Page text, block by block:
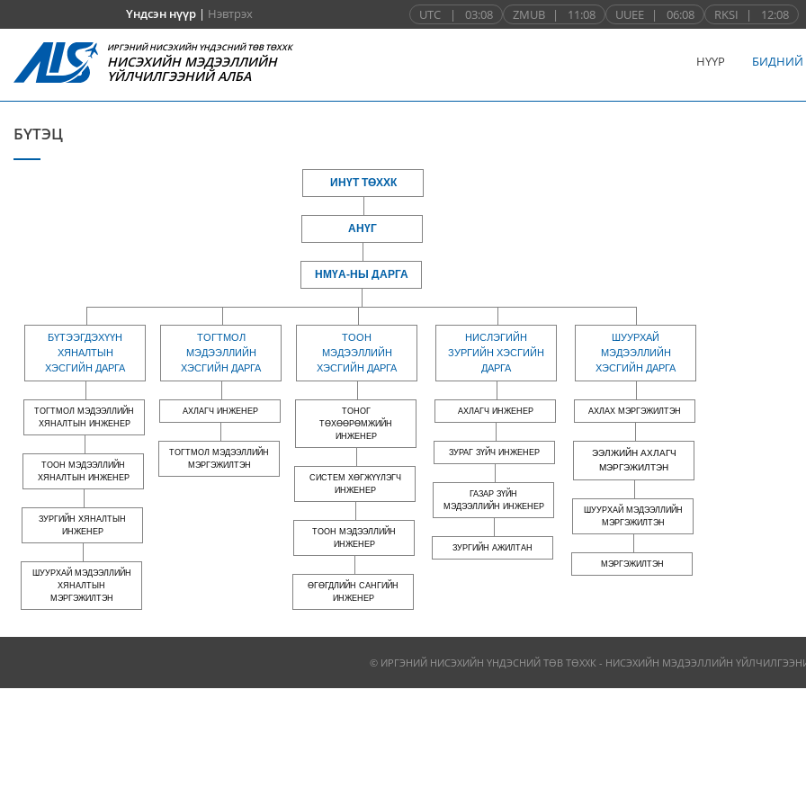
Үндсэн нүүр| Нэвтрэх UTC | 03:08 ZMUB | 11:08 UUEE | 06:08 RKSI | 12:08
ИРГЭНИЙ НИСЭХИЙН ҮНДЭСНИЙ ТӨВ ТӨХХК
НИСЭХИЙН МЭДЭЭЛЛИЙН
ҮЙЛЧИЛГЭЭНИЙ АЛБА
НҮҮР БИДНИЙ
БҮТЭЦ
ИНҮТ ТӨХХК
АНҮГ
НМҮА-НЫ ДАРГА
БҮТЭЭГДЭХҮҮН
ХЯНАЛТЫН
ХЭСГИЙН ДАРГА
ТОГТМОЛ МЭДЭЭЛЛИЙН
ХЯНАЛТЫН ИНЖЕНЕР
ТООН МЭДЭЭЛЛИЙН
ХЯНАЛТЫН ИНЖЕНЕР
ЗУРГИЙН ХЯНАЛТЫН
ИНЖЕНЕР
ШУУРХАЙ МЭДЭЭЛЛИЙН
ХЯНАЛТЫН
МЭРГЭЖИЛТЭН
ТОГТМОЛ
МЭДЭЭЛЛИЙН
ХЭСГИЙН ДАРГА
АХЛАГЧ ИНЖЕНЕР
ТОГТМОЛ МЭДЭЭЛЛИЙН
МЭРГЭЖИЛТЭН
ТООН
МЭДЭЭЛЛИЙН
ХЭСГИЙН ДАРГА
ТОНОГ
ТӨХӨӨРӨМЖИЙН
ИНЖЕНЕР
СИСТЕМ ХӨГЖҮҮЛЭГЧ
ИНЖЕНЕР
ТООН МЭДЭЭЛЛИЙН
ИНЖЕНЕР
ӨГӨГДЛИЙН САНГИЙН
ИНЖЕНЕР
НИСЛЭГИЙН
ЗУРГИЙН ХЭСГИЙН
ДАРГА
АХЛАГЧ ИНЖЕНЕР
ЗУРАГ ЗҮЙЧ ИНЖЕНЕР
ГАЗАР ЗҮЙН
МЭДЭЭЛЛИЙН ИНЖЕНЕР
ЗУРГИЙН АЖИЛТАН
ШУУРХАЙ
МЭДЭЭЛЛИЙН
ХЭСГИЙН ДАРГА
АХЛАХ МЭРГЭЖИЛТЭН
ЭЭЛЖИЙН АХЛАГЧ
МЭРГЭЖИЛТЭН
ШУУРХАЙ МЭДЭЭЛЛИЙН
МЭРГЭЖИЛТЭН
МЭРГЭЖИЛТЭН
© ИРГЭНИЙ НИСЭХИЙН ҮНДЭСНИЙ ТӨВ ТӨХХК - НИСЭХИЙН МЭДЭЭЛЛИЙН